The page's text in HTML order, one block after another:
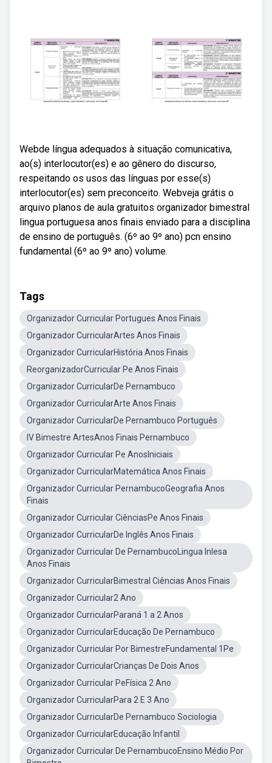
Webde língua adequados à situação comunicativa,
ao(s) interlocutor(es) e ao gênero do discurso,
respeitando os usos das línguas por esse(s)
interlocutor(es) sem preconceito. Webveja grátis o
arquivo planos de aula gratuitos organizador bimestral
lingua portuguesa anos finais enviado para a disciplina
de ensino de português. (6º ao 9º ano) pcn ensino
fundamental (6º ao 9º ano) volume.
Tags
Organizador Curricular Portugues Anos Finais
Organizador CurricularArtes Anos Finais
Organizador CurricularHistória Anos Finais
ReorganizadorCurricular Pe Anos Finais
Organizador CurricularDe Pernambuco
Organizador CurricularArte Anos Finais
Organizador CurricularDe Pernambuco Português
IV Bimestre ArtesAnos Finais Pernambuco
Organizador Curricular Pe AnosIniciais
Organizador CurricularMatemática Anos Finais
Organizador Curricular PernambucoGeografia Anos
Finais
Organizador Curricular CiênciasPe Anos Finais
Organizador CurricularDe Inglês Anos Finais
Organizador Curricular De PernambucoLingua Inlesa
Anos Finais
Organizador CurricularBimestral Ciências Anos Finais
Organizador Curricular2 Ano
Organizador CurricularParaná 1 a 2 Anos
Organizador CurricularEducação De Pernambuco
Organizador Curricular Por BimestreFundamental 1Pe
Organizador CurricularCrianças De Dois Anos
Organizador Curricular PeFísica 2 Ano
Organizador CurricularPara 2 E 3 Ano
Organizador CurricularDe Pernambuco Sociologia
Organizador CurricularEducação Infantil
Organizador Curricular De PernambucoEnsino Médio Por